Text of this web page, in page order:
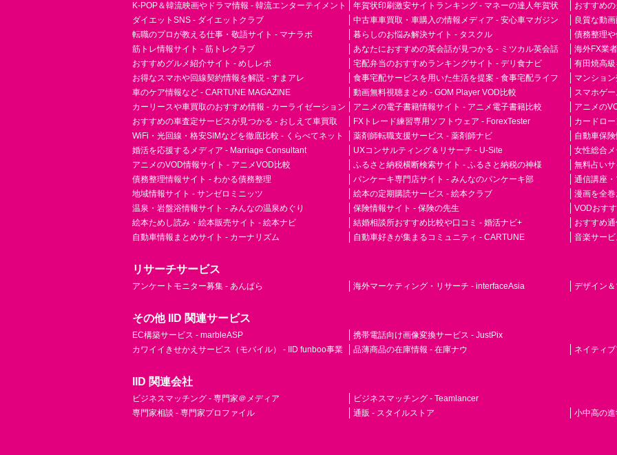
K-POP＆韓流映画やドラマ情報 - 韓流エンターテイメント
ダイエットSNS - ダイエットクラブ
転職のプロが教える仕事・敬語サイト - マナラボ
筋トレ情報サイト - 筋トレクラブ
おすすめグルメ紹介サイト - めしレポ
お得なスマホや回線契約情報を解説 - すまアレ
車のケア情報など - CARTUNE MAGAZINE
カーリースや車買取のおすすめ情報 - カーライゼーション
おすすめの車査定サービスが見つかる - おしえて車買取
WiFi・光回線・格安SIMなどを徹底比較 - くらべてネット
婚活を応援するメディア - Marriage Consultant
アニメのVOD情報サイト - アニメVOD比較
債務整理情報サイト - わかる債務整理
地域情報サイト - サンゼロミニッツ
温泉・岩盤浴情報サイト - みんなの温泉めぐり
絵本ためし読み・絵本販売サイト - 絵本ナビ
自動車情報まとめサイト - カーナリズム
年賀状印刷激安サイトランキング - マネーの達人年賀状
中古車車買取・車購入の情報メディア - 安心車マガジン
暮らしのお悩み解決サイト - タスクル
あなたにおすすめの英会話が見つかる - ミツカル英会話
宅配弁当のおすすめランキングサイト - デリ食ナビ
食事宅配サービスを用いた生活を提案 - 食事宅配ライフ
動画無料視聴まとめ - GOM Player VOD比較
アニメの電子書籍情報サイト - アニメ電子書籍比較
FXトレード練習専用ソフトウェア - ForexTester
薬剤師転職支援サービス - 薬剤師ナビ
UXコンサルティング＆リサーチ - U-Site
ふるさと納税横断検索サイト - ふるさと納税の神様
パンケーキ専門店サイト - みんなのパンケーキ部
絵本の定期購読サービス - 絵本クラブ
保険情報サイト - 保険の先生
結婚相談所おすすめ比較や口コミ - 婚活ナビ+
自動車好きが集まるコミュニティ - CARTUNE
おすすめ
良質な動
債務整理
海外FX業
有田焼高
マンショ
スマホゲ
アニメの
カードロ
自動車保
女性総合
無料占い
通信講座
漫画を全
VODおす
おすすめ
音楽サー
リサーチサービス
アンケートモニター募集 - あんぱら 海外マーケティング・リサーチ - interfaceAsia デザイン
その他 IID 関連サービス
EC構築サービス - marbleASP
カワイイきせかえサービス（モバイル） - IID funboo事業
携帯電話向け画像変換サービス - JustPix
品薄商品の在庫情報 - 在庫ナウ
ネイティ
IID 関連会社
ビジネスマッチング - 専門家＠メディア
専門家相談 - 専門家プロファイル
ビジネスマッチング - Teamlancer
通販 - スタイルストア
小中高の